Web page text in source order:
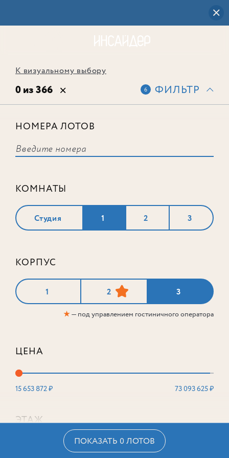
К визуальному выбору
0 из 366 6 ФИЛЬТР
НОМЕРА ЛОТОВ
КОМНАТЫ
Студия 1 2 3
КОРПУС
1 2 3
★— под управлением гостиничного оператора
ЦЕНА
15 653 872 ₽ 73 093 625 ₽
ЭТАЖ
ПОКАЗАТЬ 0 ЛОТОВ
соответствует ни одного лота